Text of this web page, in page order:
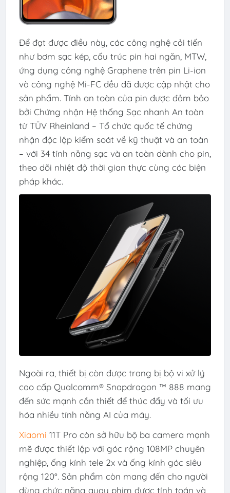
Để đạt được điều này, các công nghệ cải tiến
như bơm sạc kép, cấu trúc pin hai ngăn, MTW,
ứng dụng công nghệ Graphene trên pin Li-ion
và công nghệ Mi-FC đều đã được cập nhật cho
sản phẩm. Tính an toàn của pin được đảm bảo
bởi Chứng nhận Hệ thống Sạc nhanh An toàn
từ TÜV Rheinland – Tổ chức quốc tế chứng
nhận độc lập kiểm soát về kỹ thuật và an toàn
– với 34 tính năng sạc và an toàn dành cho pin,
theo dõi nhiệt độ thời gian thực cùng các biện
pháp khác.
Ngoài ra, thiết bị còn được trang bị bộ vi xử lý
cao cấp Qualcomm® Snapdragon ™ 888 mang
đến sức mạnh cần thiết để thúc đẩy và tối ưu
hóa nhiều tính năng AI của máy.
Xiaomi 11T Pro còn sở hữu bộ ba camera mạnh
mẽ được thiết lập với góc rộng 108MP chuyên
nghiệp, ống kính tele 2x và ống kính góc siêu
rộng 120°. Sản phẩm còn mang đến cho người
dùng chức năng quay phim được tính toán và